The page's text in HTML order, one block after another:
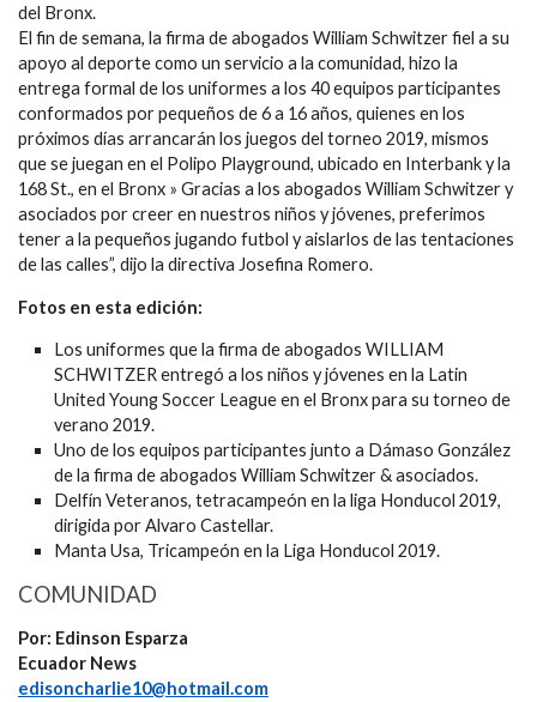
del Bronx.
El fin de semana, la firma de abogados William Schwitzer fiel a su
apoyo al deporte como un servicio a la comunidad, hizo la
entrega formal de los uniformes a los 40 equipos participantes
conformados por pequeños de 6 a 16 años, quienes en los
próximos días arrancarán los juegos del torneo 2019, mismos
que se juegan en el Polipo Playground, ubicado en Interbank y la
168 St., en el Bronx » Gracias a los abogados William Schwitzer y
asociados por creer en nuestros niños y jóvenes, preferimos
tener a la pequeños jugando futbol y aislarlos de las tentaciones
de las calles”, dijo la directiva Josefina Romero.
Fotos en esta edición:
Los uniformes que la firma de abogados WILLIAM
SCHWITZER entregó a los niños y jóvenes en la Latin
United Young Soccer League en el Bronx para su torneo de
verano 2019.
Uno de los equipos participantes junto a Dámaso González
de la firma de abogados William Schwitzer & asociados.
Delfín Veteranos, tetracampeón en la liga Honducol 2019,
dirigida por Alvaro Castellar.
Manta Usa, Tricampeón en la Liga Honducol 2019.
COMUNIDAD
Por: Edinson Esparza
Ecuador News
edisoncharlie10@hotmail.com